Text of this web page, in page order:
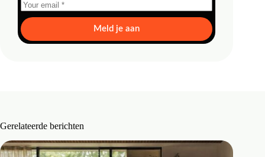
Meld je aan
Gerelateerde berichten